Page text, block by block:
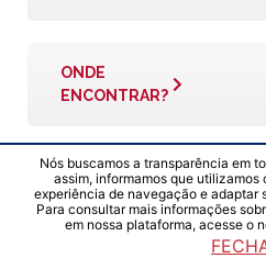
ONDE
ENCONTRAR?
MANUAIS
TÉCNICOS
Nós buscamos a transparência em
assim, informamos que utilizamos
experiência de navegação e adaptar
Para consultar mais informações
em nossa plataforma, acesse o